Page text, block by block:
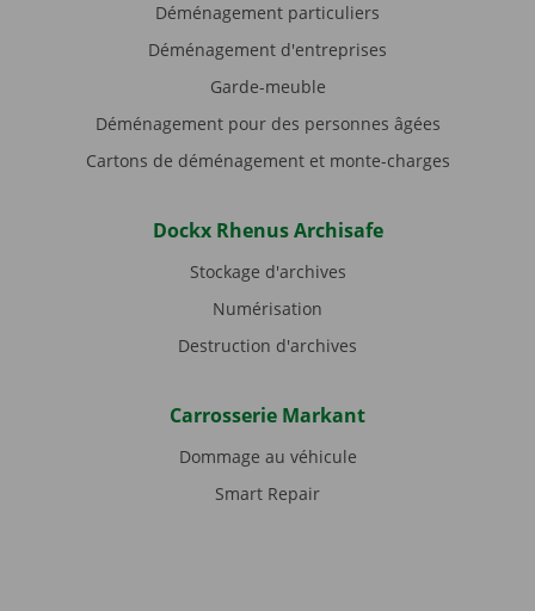
Déménagement particuliers
Déménagement d'entreprises
Garde-meuble
Déménagement pour des personnes âgées
Cartons de déménagement et monte-charges
Dockx Rhenus Archisafe
Stockage d'archives
Numérisation
Destruction d'archives
Carrosserie Markant
Dommage au véhicule
Smart Repair